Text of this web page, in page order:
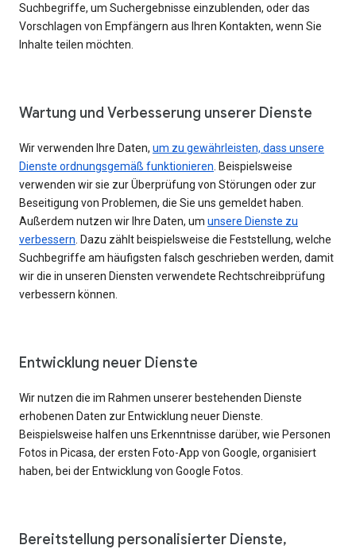
Suchbegriffe, um Suchergebnisse einzublenden, oder das
Vorschlagen von Empfängern aus Ihren Kontakten, wenn Sie
Inhalte teilen möchten.
Wartung und Verbesserung unserer Dienste
Wir verwenden Ihre Daten, um zu gewährleisten, dass unsere
Dienste ordnungsgemäß funktionieren . Beispielsweise
verwenden wir sie zur Überprüfung von Störungen oder zur
Beseitigung von Problemen, die Sie uns gemeldet haben.
Außerdem nutzen wir Ihre Daten, um unsere Dienste zu
verbessern . Dazu zählt beispielsweise die Feststellung, welche
Suchbegriffe am häufigsten falsch geschrieben werden, damit
wir die in unseren Diensten verwendete Rechtschreibprüfung
verbessern können.
Entwicklung neuer Dienste
Wir nutzen die im Rahmen unserer bestehenden Dienste
erhobenen Daten zur Entwicklung neuer Dienste.
Beispielsweise halfen uns Erkenntnisse darüber, wie Personen
Fotos in Picasa, der ersten Foto-App von Google, organisiert
haben, bei der Entwicklung von Google Fotos.
Bereitstellung personalisierter Dienste,